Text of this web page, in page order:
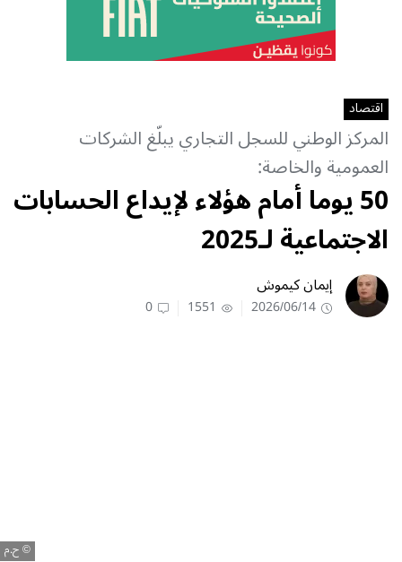
اقتصاد
المركز الوطني للسجل التجاري يبلّغ الشركات
العمومية والخاصة:
50 يوما أمام هؤلاء لإيداع الحسابات
الاجتماعية لـ2025
إيمان كيموش
2026/06/14
1551
0
ح.م